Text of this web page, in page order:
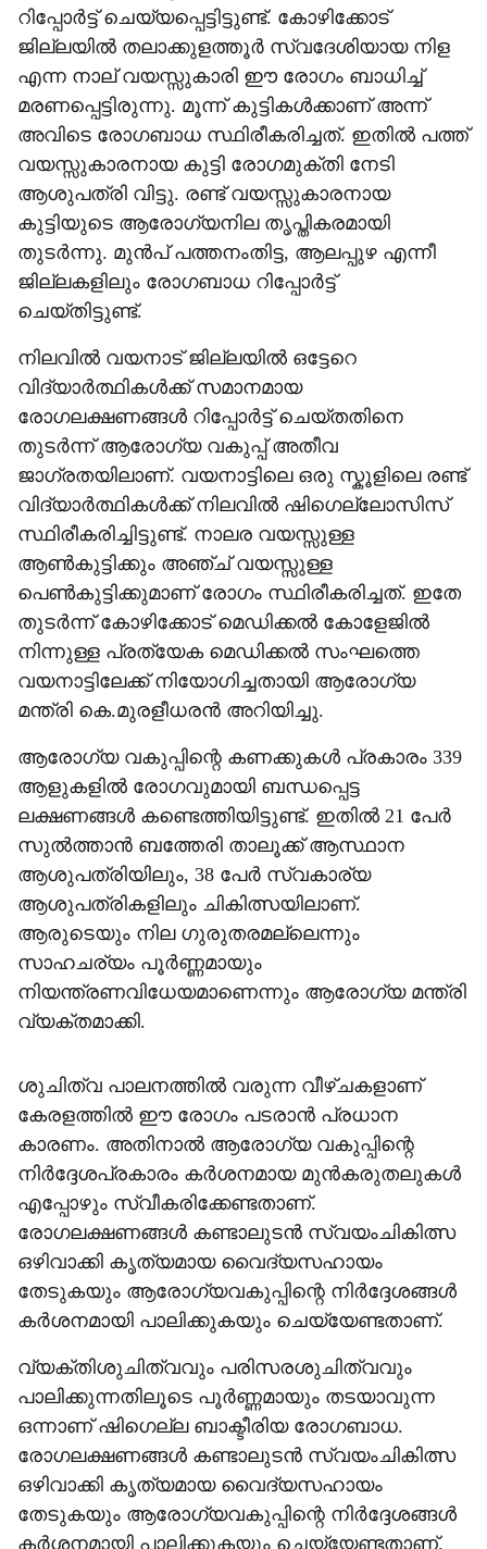
റിപ്പോർട്ട് ചെയ്യപ്പെട്ടിട്ടുണ്ട്. കോഴിക്കോട്
ജില്ലയിൽ തലാക്കുളത്തൂർ സ്വദേശിയായ നിള
എന്ന നാല് വയസ്സുകാരി ഈ രോഗം ബാധിച്ച്
മരണപ്പെട്ടിരുന്നു. മൂന്ന് കുട്ടികൾക്കാണ് അന്ന്
അവിടെ രോഗബാധ സ്ഥിരീകരിച്ചത്. ഇതിൽ പത്ത്
വയസ്സുകാരനായ കുട്ടി രോഗമുക്തി നേടി
ആശുപത്രി വിട്ടു. രണ്ട് വയസ്സുകാരനായ
കുട്ടിയുടെ ആരോഗ്യനില തൃപ്തികരമായി
തുടർന്നു. മുൻപ് പത്തനംതിട്ട, ആലപ്പുഴ എന്നീ
ജില്ലകളിലും രോഗബാധ റിപ്പോർട്ട്
ചെയ്തിട്ടുണ്ട്.
നിലവിൽ വയനാട് ജില്ലയിൽ ഒട്ടേറെ
വിദ്യാർത്ഥികൾക്ക് സമാനമായ
രോഗലക്ഷണങ്ങൾ റിപ്പോർട്ട് ചെയ്തതിനെ
തുടർന്ന് ആരോഗ്യ വകുപ്പ് അതീവ
ജാഗ്രതയിലാണ്. വയനാട്ടിലെ ഒരു സ്കൂളിലെ രണ്ട്
വിദ്യാർത്ഥികൾക്ക് നിലവിൽ ഷിഗെല്ലോസിസ്
സ്ഥിരീകരിച്ചിട്ടുണ്ട്. നാലര വയസ്സുള്ള
ആൺകുട്ടിക്കും അഞ്ച് വയസ്സുള്ള
പെൺകുട്ടിക്കുമാണ് രോഗം സ്ഥിരീകരിച്ചത്. ഇതേ
തുടർന്ന് കോഴിക്കോട് മെഡിക്കൽ കോളേജിൽ
നിന്നുള്ള പ്രത്യേക മെഡിക്കൽ സംഘത്തെ
വയനാട്ടിലേക്ക് നിയോഗിച്ചതായി ആരോഗ്യ
മന്ത്രി കെ.മുരളീധരൻ അറിയിച്ചു.
ആരോഗ്യ വകുപ്പിന്റെ കണക്കുകൾ പ്രകാരം 339
ആളുകളിൽ രോഗവുമായി ബന്ധപ്പെട്ട
ലക്ഷണങ്ങൾ കണ്ടെത്തിയിട്ടുണ്ട്. ഇതിൽ 21 പേർ
സുൽത്താൻ ബത്തേരി താലൂക്ക് ആസ്ഥാന
ആശുപത്രിയിലും, 38 പേർ സ്വകാര്യ
ആശുപത്രികളിലും ചികിത്സയിലാണ്.
ആരുടെയും നില ഗുരുതരമല്ലെന്നും
സാഹചര്യം പൂർണ്ണമായും
നിയന്ത്രണവിധേയമാണെന്നും ആരോഗ്യ മന്ത്രി
വ്യക്തമാക്കി.
ശുചിത്വ പാലനത്തിൽ വരുന്ന വീഴ്ചകളാണ്
കേരളത്തിൽ ഈ രോഗം പടരാൻ പ്രധാന
കാരണം. അതിനാൽ ആരോഗ്യ വകുപ്പിന്റെ
നിർദ്ദേശപ്രകാരം കർശനമായ മുൻകരുതലുകൾ
എപ്പോഴും സ്വീകരിക്കേണ്ടതാണ്.
രോഗലക്ഷണങ്ങൾ കണ്ടാലുടൻ സ്വയംചികിത്സ
ഒഴിവാക്കി കൃത്യമായ വൈദ്യസഹായം
തേടുകയും ആരോഗ്യവകുപ്പിന്റെ നിർദ്ദേശങ്ങൾ
കർശനമായി പാലിക്കുകയും ചെയ്യേണ്ടതാണ്.
വ്യക്തിശുചിത്വവും പരിസരശുചിത്വവും
പാലിക്കുന്നതിലൂടെ പൂർണ്ണമായും തടയാവുന്ന
ഒന്നാണ് ഷിഗെല്ല ബാക്ടീരിയ രോഗബാധ.
രോഗലക്ഷണങ്ങൾ കണ്ടാലുടൻ സ്വയംചികിത്സ
ഒഴിവാക്കി കൃത്യമായ വൈദ്യസഹായം
തേടുകയും ആരോഗ്യവകുപ്പിന്റെ നിർദ്ദേശങ്ങൾ
കർശനമായി പാലിക്കുകയും ചെയ്യേണ്ടതാണ്.